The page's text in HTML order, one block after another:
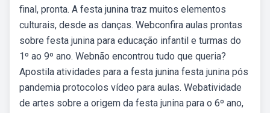
final, pronta. A festa junina traz muitos elementos
culturais, desde as danças. Webconfira aulas prontas
sobre festa junina para educação infantil e turmas do
1º ao 9º ano. Webnão encontrou tudo que queria?
Apostila atividades para a festa junina festa junina pós
pandemia protocolos vídeo para aulas. Webatividade
de artes sobre a origem da festa junina para o 6º ano,